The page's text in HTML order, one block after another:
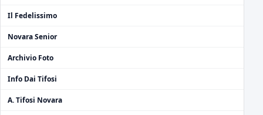
Il Fedelissimo
Novara Senior
Archivio Foto
Info Dai Tifosi
A. Tifosi Novara